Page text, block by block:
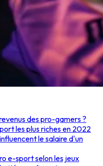
des pro-gamers ?
les plus riches en 2022
le salaire d'un
e-sport selon les jeux